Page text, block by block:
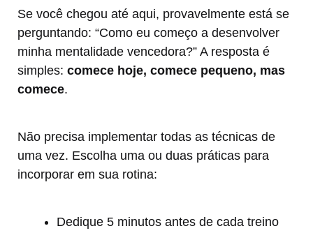
Se você chegou até aqui, provavelmente está se
perguntando: “Como eu começo a desenvolver
minha mentalidade vencedora?” A resposta é
simples: comece hoje, comece pequeno, mas
comece.
Não precisa implementar todas as técnicas de
uma vez. Escolha uma ou duas práticas para
incorporar em sua rotina:
Dedique 5 minutos antes de cada treino